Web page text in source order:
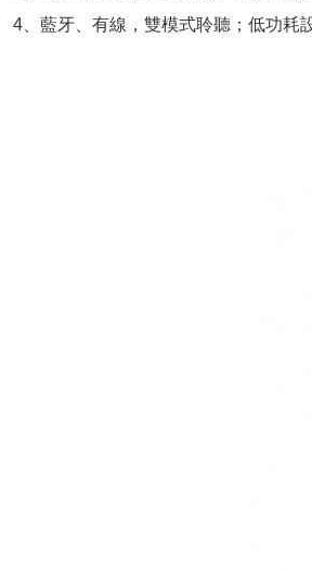
4、藍牙、有線，雙模式聆聽；低功耗